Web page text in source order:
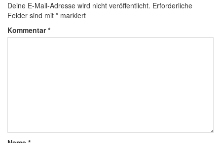
Deine E-Mail-Adresse wird nicht veröffentlicht. Erforderliche
Felder sind mit * markiert
Kommentar*